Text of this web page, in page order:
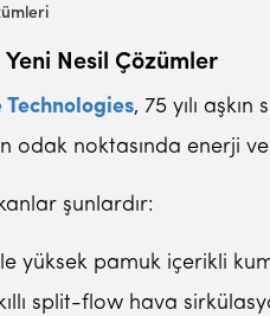
Nesil Çözümler
Technologies, 75 yılı
odak noktasında enerji
şunlardır:
yüksek pamuk içerikli
split-flow hava